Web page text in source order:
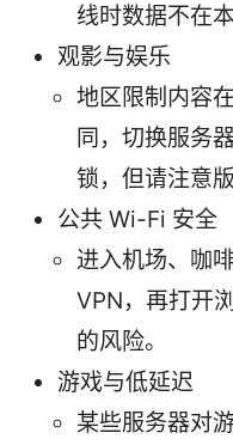
线时数据不在
观影与娱乐
地区限制内容
同，切换服务
锁，但请注意
公共 Wi-Fi 安全
进入机场、咖
VPN，再打开
的风险。
游戏与低延迟
某些服务器对